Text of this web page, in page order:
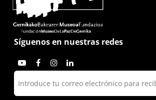
Síguenos en nuestras redes